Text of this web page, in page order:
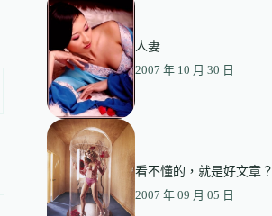
人妻
2007 年 10 月 30 日
看不懂的，就是好文章？
2007 年 09 月 05 日